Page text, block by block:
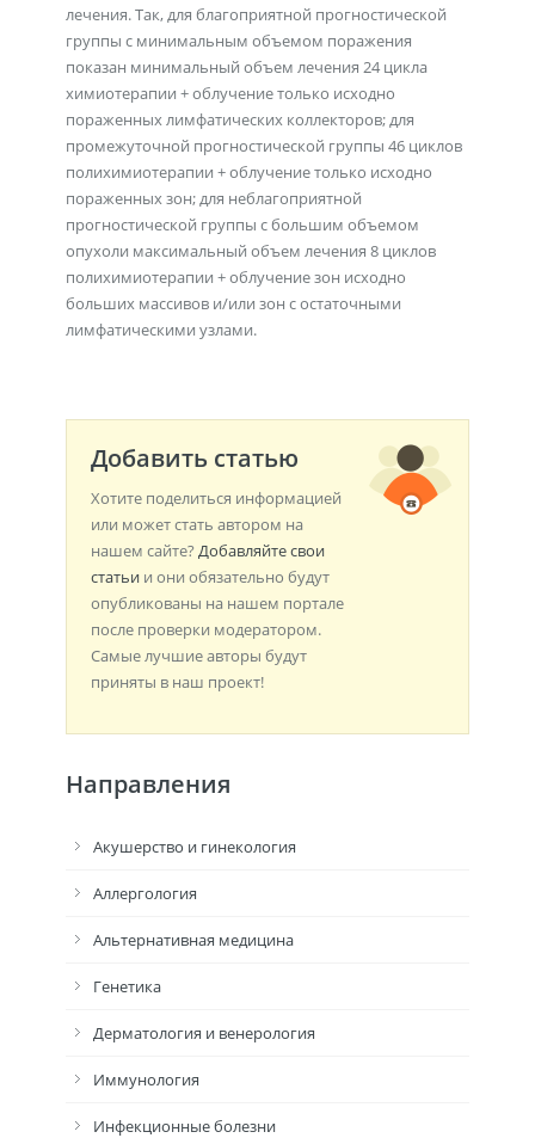
лечения. Так, для благоприятной прогностической
группы с минимальным объемом поражения
показан минимальный объем лечения 24 цикла
химиотерапии + облучение только исходно
пораженных лимфатических коллекторов; для
промежуточной прогностической группы 46 циклов
полихимиотерапии + облучение только исходно
пораженных зон; для неблагоприятной
прогностической группы с большим объемом
опухоли максимальный объем лечения 8 циклов
полихимиотерапии + облучение зон исходно
больших массивов и/или зон с остаточными
лимфатическими узлами.
Добавить статью
Хотите поделиться информацией
или может стать автором на
нашем сайте? Добавляйте свои
статьи и они обязательно будут
опубликованы на нашем портале
после проверки модератором.
Самые лучшие авторы будут
приняты в наш проект!
Направления
Акушерство и гинекология
Аллергология
Альтернативная медицина
Генетика
Дерматология и венерология
Иммунология
Инфекционные болезни